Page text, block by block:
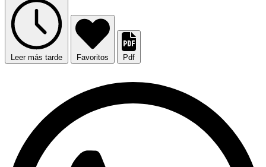
Leer más tarde Favoritos Pdf